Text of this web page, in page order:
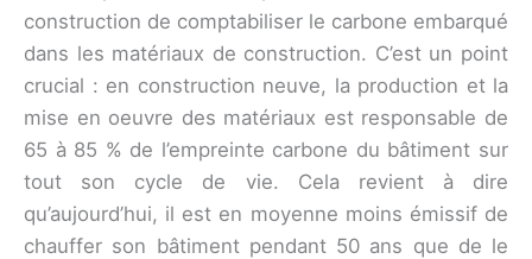
construction de comptabiliser le carbone embarqué
dans les matériaux de construction. C’est un point
crucial : en construction neuve, la production et la
mise en oeuvre des matériaux est responsable de
65 à 85 % de l’empreinte carbone du bâtiment sur
tout son cycle de vie. Cela revient à dire
qu’aujourd’hui, il est en moyenne moins émissif de
chauffer son bâtiment pendant 50 ans que de le